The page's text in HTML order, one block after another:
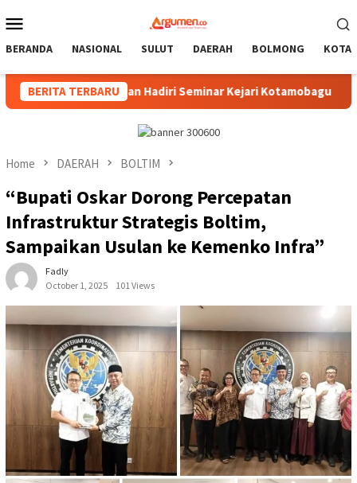
to
Menu
BERANDA NASIONAL SULUT DAERAH BOLMONG
BERITA TERBARU
Pimpinan Hadiri Seminar Kejari Kotamobagu Wali
Home DAERAH BOLTIM
“Bupati Oskar Dorong Percepatan
Infrastruktur Strategis Boltim,
Sampaikan Usulan ke Kemenko Infra”
Fadly
October 1, 2025
101 Views